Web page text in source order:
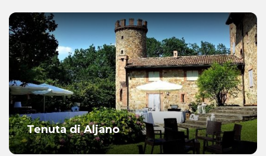
Tenuta di Aljano